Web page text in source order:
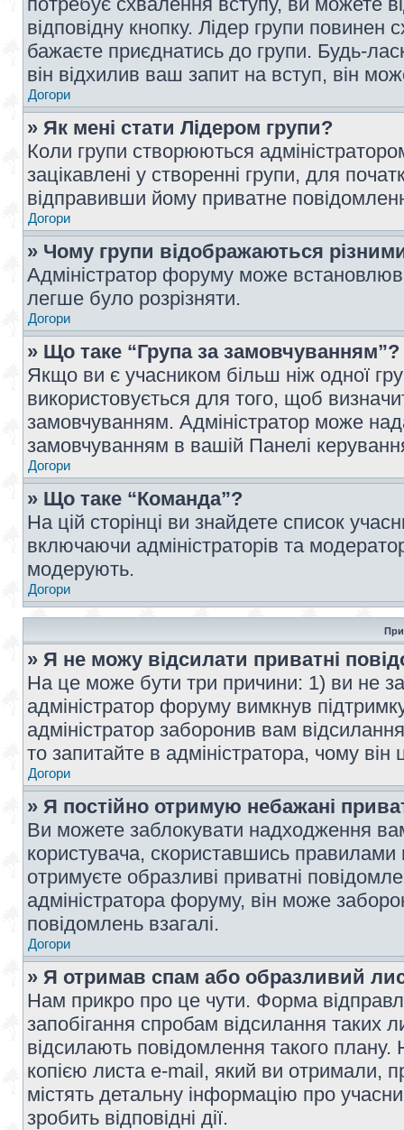
відповідну кнопку. Лідер групи
бажаєте приєднатись до групи. Будь-
він відхилив ваш запит на вступ, він
Догори
» Як мені стати Лідером групи?
Коли групи створюються
зацікавлені у створенні групи, для
відправивши йому приватне
Догори
» Чому групи відображаються
Адміністратор форуму може
легше було розрізняти.
Догори
» Що таке “Група за замовчуванням”?
Якщо ви є учасником більш ніж одної
використовується для того, щоб
замовчуванням. Адміністратор може
замовчуванням в вашій Панелі
Догори
» Що таке “Команда”?
На цій сторінці ви знайдете список
включаючи адміністраторів та
модерують.
Догори
» Я не можу відсилати приватні
На це може бути три причини: 1) ви не
адміністратор форуму вимкнув
адміністратор заборонив вам
то запитайте в адміністратора, чому він
Догори
» Я постійно отримую небажані
Ви можете заблокувати надходження
користувача, скориставшись
отримуєте образливі приватні
адміністратора форуму, він може
повідомлень взагалі.
Догори
» Я отримав спам або образливий
Нам прикро про це чути. Форма
запобігання спробам відсилання таких
відсилають повідомлення такого
копією листа e-mail, який ви отримали,
містять детальну інформацію про
зробить відповідні дії.